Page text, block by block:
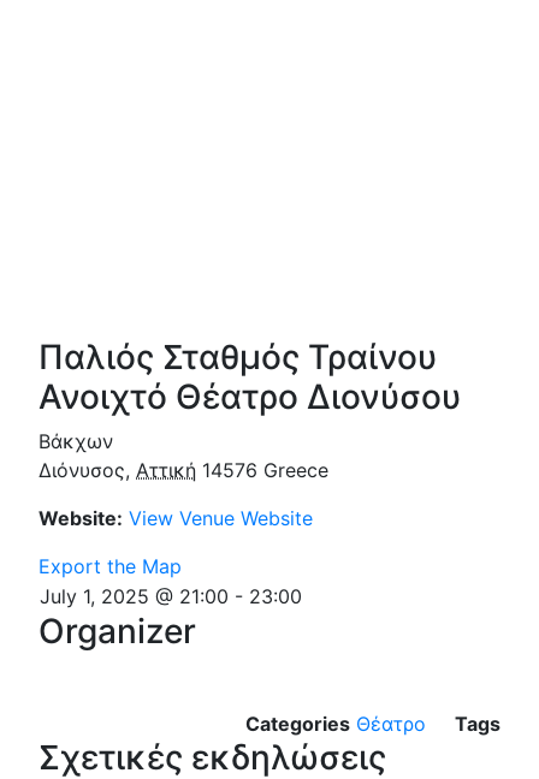
Παλιός Σταθμός Τραίνου
Ανοιχτό Θέατρο Διονύσου
Βάκχων
Διόνυσος, Αττική 14576 Greece
Website: View Venue Website
Export the Map
July 1, 2025 @ 21:00 - 23:00
Organizer
Categories Θέατρο Tags
Σχετικές εκδηλώσεις